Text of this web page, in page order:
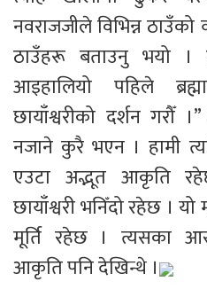
नवराजजीले विभिन्न ठाउँको
ठाउँहरू बताउनु भयो ।
आइहालियो पहिले
छायाँश्वरीको दर्शन गरौँ
नजाने कुरै भएन । हामी
एउटा अद्भूत आकृति
छायाँश्वरी भनिँदो रहेछ ।
मूर्ति रहेछ । त्यसका
आकृति पनि देखिन्थे ।